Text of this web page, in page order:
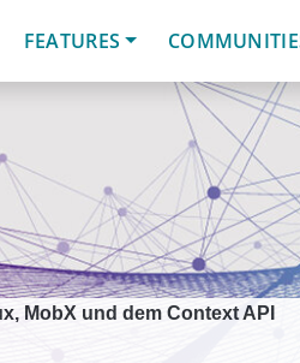
FEATURES
MobX und dem Context API